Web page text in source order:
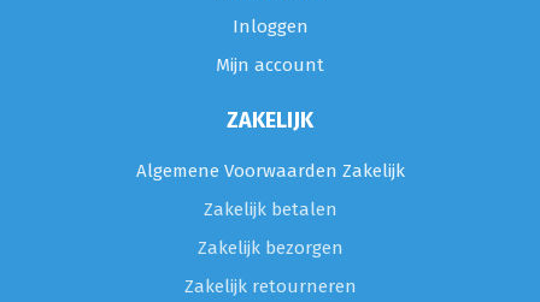
Inloggen
Mijn account
ZAKELIJK
Algemene Voorwaarden Zakelijk
Zakelijk betalen
Zakelijk bezorgen
Zakelijk retourneren